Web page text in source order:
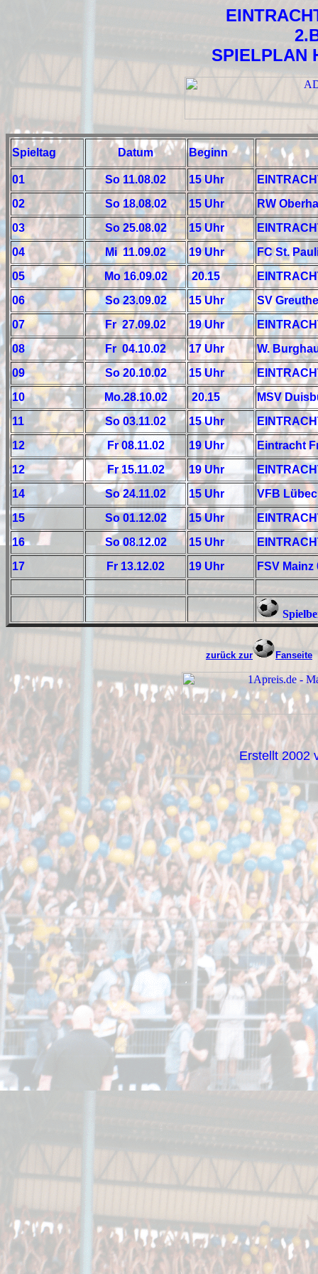
SPIELPLAN
Spieltag Datum Beginn
01 So 11.08.02 15 Uhr
02
So 18.08.02 15 Uhr
RW
03
So 25.08.02 15 Uhr
04
Mi 11.09.02 19 Uhr
FC St.
05
Mo 16.09.02 20.15
06
So 23.09.02 15 Uhr
SV
07
Fr 27.09.02 19 Uhr
08
Fr 04.10.02 17 Uhr
W.
09
So 20.10.02 15 Uhr
10
Mo.28.10.02 20.15
MSV
11
So 03.11.02 15 Uhr
12
Fr 08.11.02 19 Uhr
Eintracht
12
Fr 15.11.02 19 Uhr
14
So 24.11.02 15 Uhr
VFB
15
So 01.12.02 15 Uhr
16
So 08.12.02 15 Uhr
17
Fr 13.12.02 19 Uhr FSV Mainz
zurück zur Fanseite
Erstellt 2002